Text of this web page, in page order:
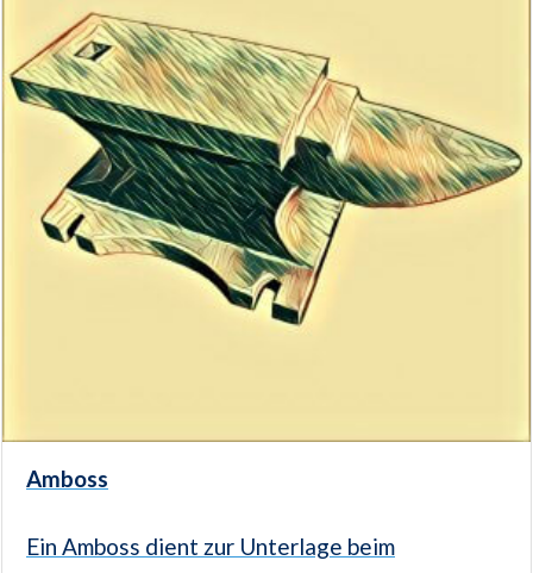
Amboss
Ein Amboss dient zur Unterlage beim